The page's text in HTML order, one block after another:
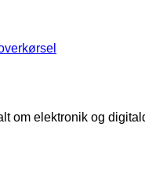
om elektronik og